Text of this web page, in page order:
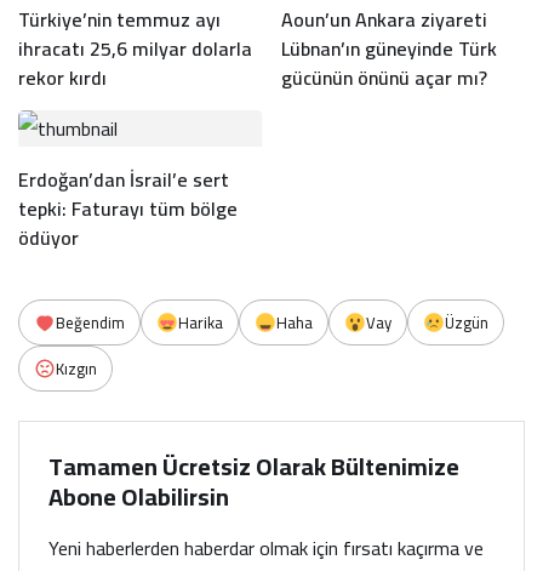
Türkiye’nin temmuz ayı
ihracatı 25,6 milyar dolarla
rekor kırdı
Aoun’un Ankara ziyareti
Lübnan’ın güneyinde Türk
gücünün önünü açar mı?
Erdoğan’dan İsrail’e sert
tepki: Faturayı tüm bölge
ödüyor
Beğendim Harika Haha Vay
Üzgün
Kızgın
Tamamen Ücretsiz Olarak Bültenimize
Abone Olabilirsin
Yeni haberlerden haberdar olmak için fırsatı kaçırma ve